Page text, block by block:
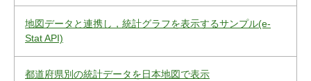
地図データと連携し，統計グラフを表示するサンプル(e-
Stat API)
都道府県別の統計データを日本地図で表示